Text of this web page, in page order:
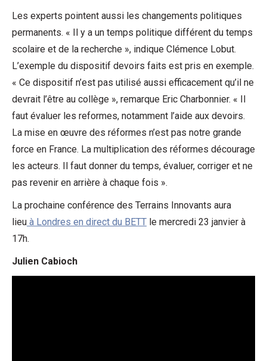
Les experts pointent aussi les changements politiques
permanents. « Il y a un temps politique différent du temps
scolaire et de la recherche », indique Clémence Lobut.
L’exemple du dispositif devoirs faits est pris en exemple.
« Ce dispositif n’est pas utilisé aussi efficacement qu’il ne
devrait l’être au collège », remarque Eric Charbonnier. « Il
faut évaluer les reformes, notamment l’aide aux devoirs.
La mise en œuvre des réformes n’est pas notre grande
force en France. La multiplication des réformes décourage
les acteurs. Il faut donner du temps, évaluer, corriger et ne
pas revenir en arrière à chaque fois ».
La prochaine conférence des Terrains Innovants aura
lieu à Londres en direct du BETT le mercredi 23 janvier à
17h.
Julien Cabioch